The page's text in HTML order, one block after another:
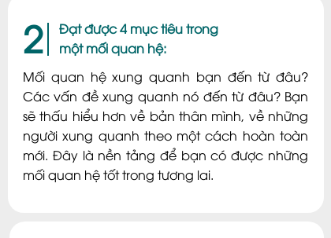
Đạt được 4 mục tiêu trong
một mối quan hệ:
Mối quan hệ xung quanh bạn đến từ đâu?
Các vấn đề xung quanh nó đến từ đâu? Bạn
sẽ thấu hiểu hơn về bản thân mình, về những
người xung quanh theo một cách hoàn toàn
mới. Đây là nền tảng để bạn có được những
mối quan hệ tốt trong tương lai.
2